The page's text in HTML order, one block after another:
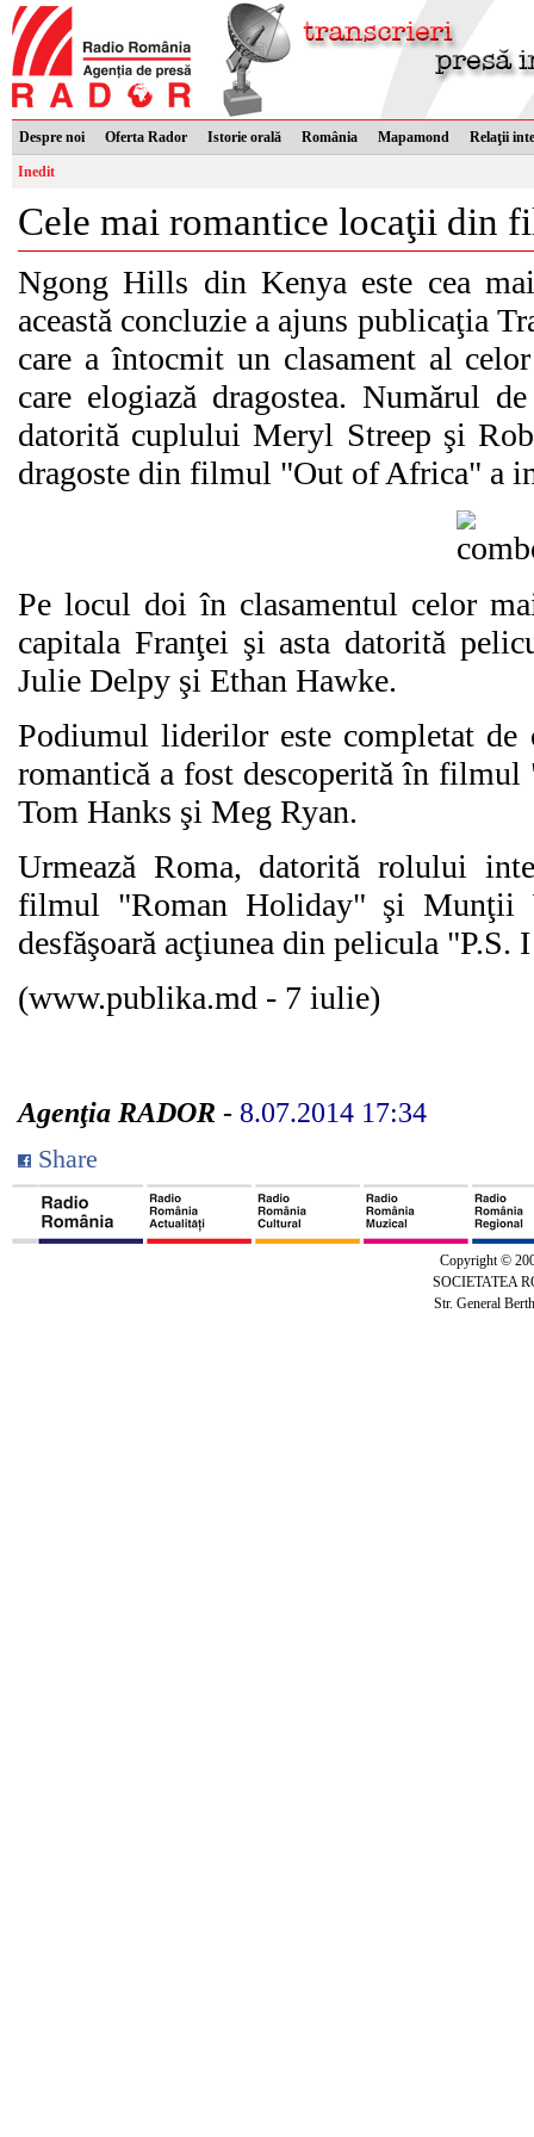
Despre noi Oferta Rador Istorie orală România Mapamond Relaţii
Inedit
Cele mai romantice locaţii din
Ngong Hills din Kenya este cea
această concluzie a ajuns publicaţia
care a întocmit un clasament al
care elogiază dragostea. Numărul
datorită cuplului Meryl Streep şi
dragoste din filmul "Out of Africa" a
Pe locul doi în clasamentul celor
capitala Franţei şi asta datorită
Julie Delpy şi Ethan Hawke.
Podiumul liderilor este completat
romantică a fost descoperită în
Tom Hanks şi Meg Ryan.
Urmează Roma, datorită rolului
filmul "Roman Holiday" şi Munţii
desfăşoară acţiunea din pelicula "P.S.
(www.publika.md - 7 iulie)
Agenţia RADOR - 8.07.2014 17:34
Share
Copyright ©
SOCIETATEA
Str. General